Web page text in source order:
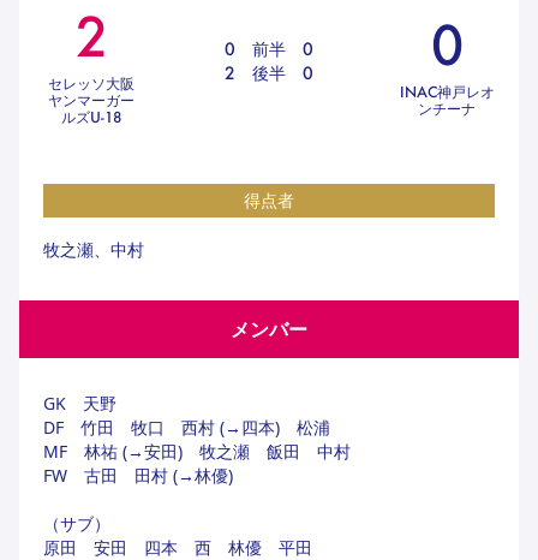
ガールズU-15
ガールズU-18
アカデミー
セレクション
ハナサカクラブ
セレッソ大阪
2
セレッソ大阪
ヤンマーガー
ルズU-18
0 前半
0
2
後半 0 0
INAC神戸レオ
ンチーナ
得点者
牧之瀬、中村
メンバー
GK　天野
DF　竹田　牧口　西村 (→四本)　松浦
MF　林祐 (→安田)　牧之瀬　飯田　中村
FW　古田　田村 (→林優)
（サブ）
原田　安田　四本　西　林優　平田